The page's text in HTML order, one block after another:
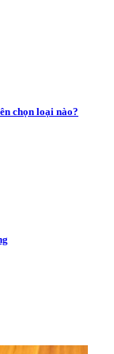
chọn loại nào?